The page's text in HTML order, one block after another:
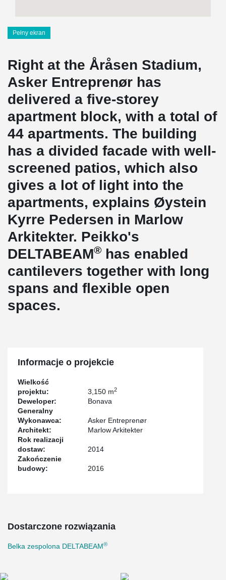
Pełny ekran
Right at the Åråsen Stadium,
Asker Entreprenør has
delivered a five-storey
apartment block, with a total of
44 apartments. The building
has a divided facade with well-
screened patios, which also
gives a lot of light into the
apartments, explains Øystein
Kyrre Pedersen in Marlow
Arkitekter. Peikko's
DELTABEAM® has enabled
cantilevers together with long
spans and flexible open
spaces.
Informacje o projekcie
Wielkość
projektu:
3,150 m2
Deweloper:
Bonava
Generalny
Wykonawca:
Asker Entreprenør
Architekt:
Marlow Arkitekter
Rok realizacji
dostaw:
2014
Zakończenie
budowy:
2016
Dostarczone rozwiązania
Belka zespolona DELTABEAM®